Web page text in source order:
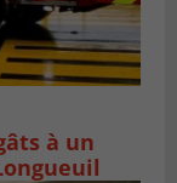
à un